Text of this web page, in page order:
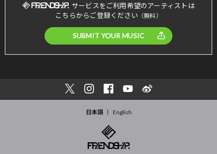
サービスをご利用希望のアーティストは
こちらからご登録ください （無料）
SUBMIT YOUR MUSIC
日本語 English